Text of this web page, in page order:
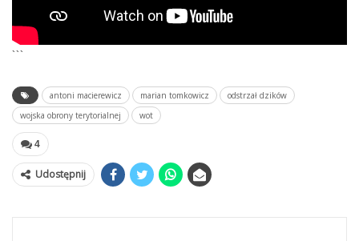
```
antoni macierewicz marian tomkowicz
odstrzał dzików
wojska obrony terytorialnej
wot
4
Udostępnij